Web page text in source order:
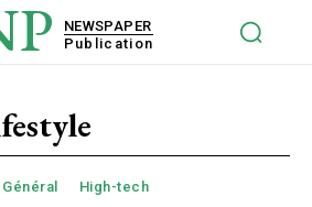
NEWSPAPER
Publication
Général High-tech